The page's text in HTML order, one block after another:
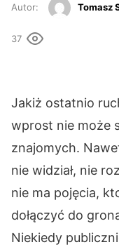
Autor: Tomasz
37
Jakiż ostatnio
wprost nie może
znajomych.
nie widział, nie
nie ma pojęcia,
dołączyć do
Niekiedy